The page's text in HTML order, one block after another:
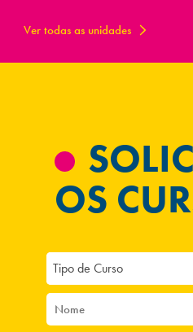
Ver todas as unidades
OS
Tipo de Curso